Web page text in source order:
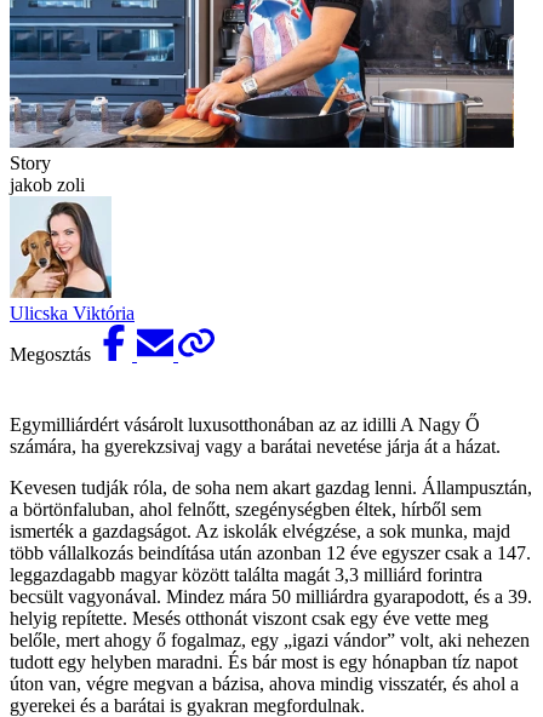
Story
jakob zoli
Ulicska Viktória
Megosztás
Egymilliárdért vásárolt luxusotthonában az az idilli A Nagy Ő
számára, ha gyerekzsivaj vagy a barátai nevetése járja át a házat.
Kevesen tudják róla, de soha nem akart gazdag lenni. Állampusztán,
a börtönfaluban, ahol felnőtt, szegénységben éltek, hírből sem
ismerték a gazdagságot. Az iskolák elvégzése, a sok munka, majd
több vállalkozás beindítása után azonban 12 éve egyszer csak a 147.
leggazdagabb magyar között találta magát 3,3 milliárd forintra
becsült vagyonával. Mindez mára 50 milliárdra gyarapodott, és a 39.
helyig repítette. Mesés otthonát viszont csak egy éve vette meg
belőle, mert ahogy ő fogalmaz, egy „igazi vándor” volt, aki nehezen
tudott egy helyben maradni. És bár most is egy hónapban tíz napot
úton van, végre megvan a bázisa, ahova mindig visszatér, és ahol a
gyerekei és a barátai is gyakran megfordulnak.